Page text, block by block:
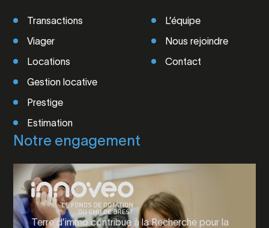
Transactions
Viager
Locations
Gestion locative
Prestige
Estimation
L’équipe
Nous rejoindre
Contact
Notre engagement
Terre d’immo contribue à la Recherche pour la